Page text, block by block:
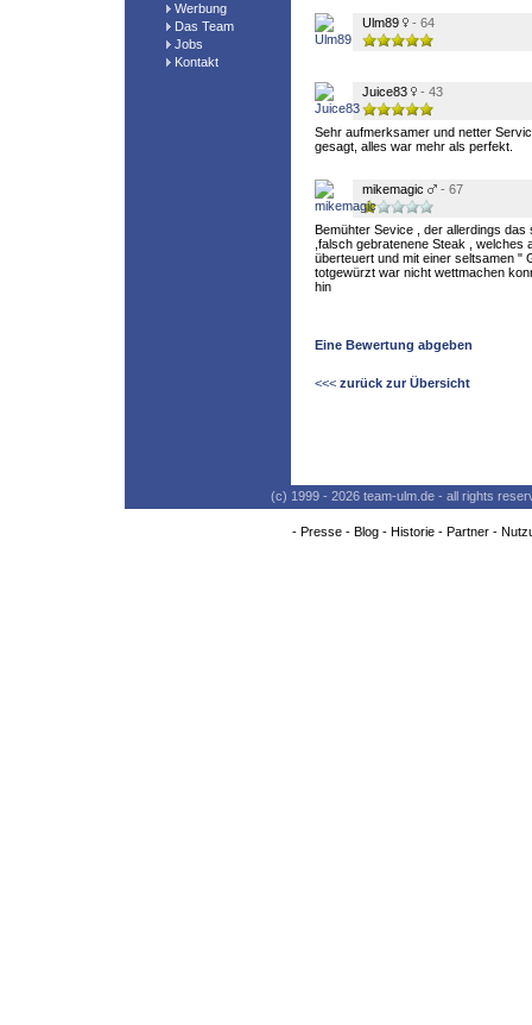
Werbung
Das Team
Jobs
Kontakt
Ulm89 - 64
Juice83 - 43
Sehr aufmerksamer und netter
gesagt, alles war mehr als perfekt.
mikemagic - 67
Bemühter Sevice , der allerdings
,falsch gebratenene Steak , welches
überteuert und mit einer seltsamen "
totgewürzt war nicht wettmachen
hin
Eine Bewertung abgeben
<<< zurück zur Übersicht
(c) 1999 - 2026 team-ulm.de - all rights
- Presse- Blog- Historie- Partner-